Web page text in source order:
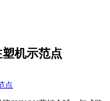
机示范点